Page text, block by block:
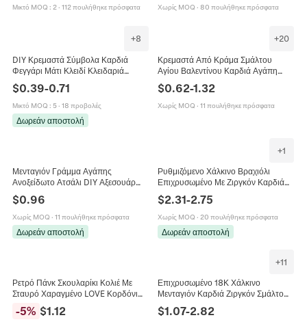
Μικτό MOQ : 2· 112 πουλήθηκε πρόσφατα Χωρίς MOQ · 80 πουλήθηκε πρόσφατα
+8
DIY Κρεμαστά Σύμβολα Καρδιά
Φεγγάρι Μάτι Κλειδί Κλειδαριά
Αγάπη Μαμά Κοσμήματα Για
Γυναίκες
$0.39-0.71
Μικτό MOQ : 5· 18 προβολές
Δωρεάν αποστολή
+20
Κρεμαστά Από Κράμα Σμάλτου
Αγίου Βαλεντίνου Καρδιά Αγάπη
Κατασκευή Κοσμημάτων Κολιέ
Σκουλαρίκι
$0.62-1.32
Χωρίς MOQ · 11 πουλήθηκε πρόσφατα
Μενταγιόν Γράμμα Αγάπης
Ανοξείδωτο Ατσάλι DIY Αξεσουάρ
Κατασκευής Κοσμημάτων
Γυαλισμένο Μεταλλικό Γούρι Για
Κολιέ Βραχιόλι
$0.96
Χωρίς MOQ · 11 πουλήθηκε πρόσφατα
Δωρεάν αποστολή
+1
Ρυθμιζόμενο Χάλκινο Βραχιόλι
Επιχρυσωμένο Με Ζιργκόν Καρδιά
Στέμμα Άγγελος Αγάπη Γούρια
Κοσμήματα Μόδας Για Γυναίκες
$2.31-2.75
Χωρίς MOQ · 20 πουλήθηκε πρόσφατα
Δωρεάν αποστολή
Ρετρό Πάνκ Σκουλαρίκι Κολιέ Με
Σταυρό Χαραγμένο LOVE Κορδόνι
Από Δέρμα Αγελάδας Για Άνδρες
Γυναίκες Vintage Κοσμήματα Από
-5% $1.12
+11
Επιχρυσωμένο 18Κ Χάλκινο
Μενταγιόν Καρδιά Ζιργκόν Σμάλτο
Mom Love Mama Charm για DIY
Κολιέ Βραχιόλι Κατασκευή
$1.07-2.82